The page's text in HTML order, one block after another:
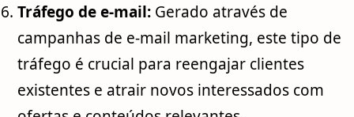
Tráfego de e-mail:Gerado através de
campanhas de e-mail marketing, este tipo de
tráfego é crucial para reengajar clientes
existentes e atrair novos interessados com